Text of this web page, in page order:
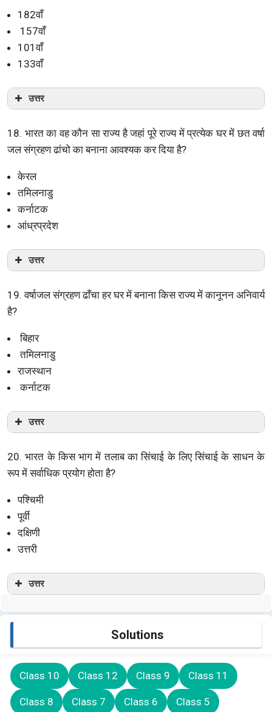
182वाँ
157वाँ
101वाँ
133वाँ
उत्तर
18. भारत का वह कौन सा राज्य है जहां पूरे राज्य में प्रत्येक घर में छत वर्षा
जल संग्रहण ढांचो का बनाना आवश्यक कर दिया है?
केरल
तमिलनाडु
कर्नाटक
आंध्रप्रदेश
उत्तर
19. वर्षाजल संग्रहण ढाँचा हर घर में बनाना किस राज्य में कानूनन अनिवार्य
है?
बिहार
तमिलनाडु
राजस्थान
कर्नाटक
उत्तर
20. भारत के किस भाग में तलाब का सिंचाई के लिए सिंचाई के साधन के
रूप में सर्वाधिक प्रयोग होता है?
पश्चिमी
पूर्वी
दक्षिणी
उत्तरी
उत्तर
Solutions
Class 10 Class 12 Class 9 Class 11
Class 8 Class 7 Class 6 Class 5